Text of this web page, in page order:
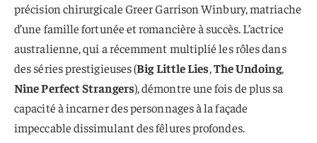
précision chirurgicale Greer Garrison Winbury, matriache
d’une famille fortunée et romancière à succès. L’actrice
australienne, qui a récemment multiplié les rôles dans
des séries prestigieuses (Big Little Lies,The Undoing,
Nine Perfect Strangers), démontre une fois de plus sa
capacité à incarner des personnages à la façade
impeccable dissimulant des fêlures profondes.